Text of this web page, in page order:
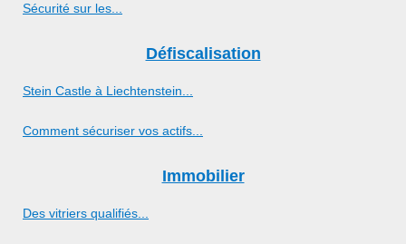
Sécurité sur les...
Défiscalisation
Stein Castle à Liechtenstein...
Comment sécuriser vos actifs...
Immobilier
Des vitriers qualifiés...